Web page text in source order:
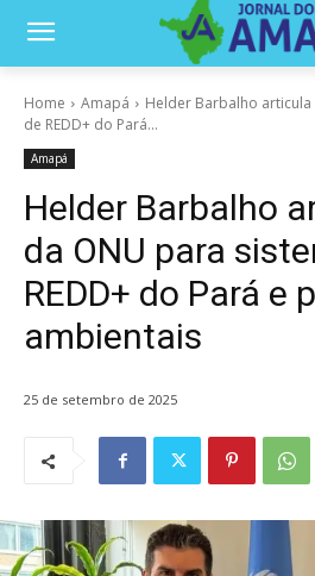
Home Amapá
Helder Barbalho
de REDD+ do Pará...
Amapá
Helder Barbalho
da ONU para
REDD+ do Pará e
ambientais
25 de setembro de 2025